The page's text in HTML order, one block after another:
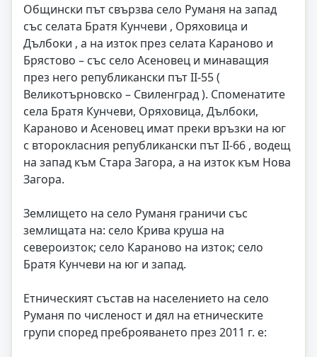
Общински път свързва село Руманя на запад
със селата Братя Кунчеви , Оряховица и
Дълбоки , а на изток през селата Караново и
Брястово – със село Асеновец и минаващия
през него републикански път II-55 (
Великотърновско – Свиленград ). Споменатите
села Братя Кунчеви, Оряховица, Дълбоки,
Караново и Асеновец имат преки връзки на юг
с второкласния републикански път II-66 , водещ
на запад към Стара Загора, а на изток към Нова
Загора.
Землището на село Руманя граничи със
землищата на: село Крива круша на
североизток; село Караново на изток; село
Братя Кунчеви на юг и запад.
Етническият състав на населението на село
Руманя по численост и дял на етническите
групи според преброяването през 2011 г. е: